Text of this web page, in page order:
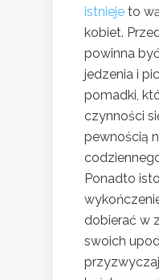
istnieje to
kobiet.
powinna
jedzenia i
pomadki,
czynności
pewnością
Ponadto
dobierać w
swoich